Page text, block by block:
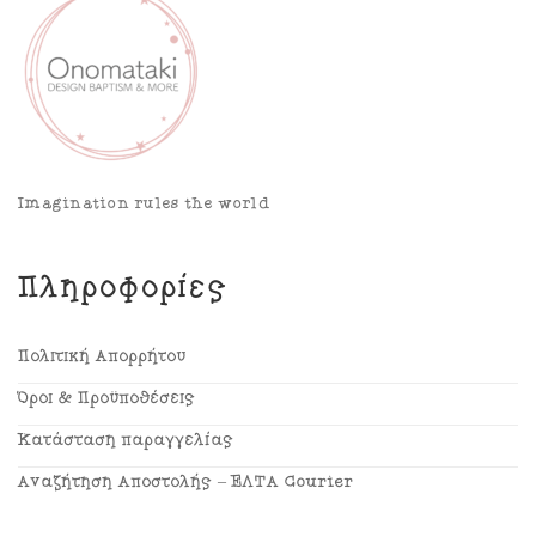
Imagination rules the world
Πληροφορίες
Πολιτική Απορρήτου
Όροι & Προϋποθέσεις
Κατάσταση παραγγελίας
Αναζήτηση Αποστολής – ΕΛΤΑ Courier